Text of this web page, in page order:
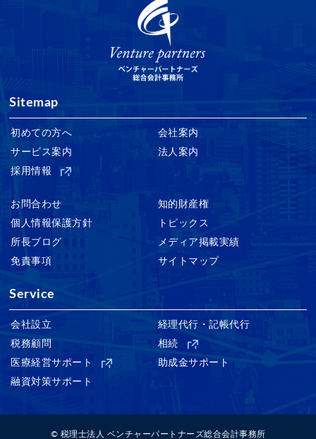
Sitemap
初めての方へ
会社案内
サービス案内
法人案内
採用情報
お問合わせ
知的財産権
個人情報保護方針
トピックス
所長ブログ
メディア掲載実績
免責事項
サイトマップ
Service
会社設立
経理代行・記帳代行
税務顧問
相続
医療経営サポート
助成金サポート
融資対策サポート
© 税理士法人 ベンチャーパートナーズ総合会計事務所